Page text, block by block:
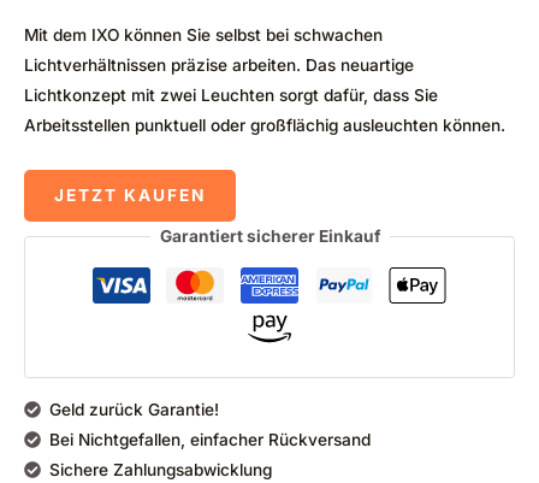
Mit dem IXO können Sie selbst bei schwachen
Lichtverhältnissen präzise arbeiten. Das neuartige
Lichtkonzept mit zwei Leuchten sorgt dafür, dass Sie
Arbeitsstellen punktuell oder großflächig ausleuchten können.
JETZT KAUFEN
Garantiert sicherer Einkauf
Geld zurück Garantie!
Bei Nichtgefallen, einfacher Rückversand
Sichere Zahlungsabwicklung